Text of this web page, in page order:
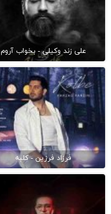
علی زند وکیلی - بخواب آروم
فرزاد فرزین - کلبه